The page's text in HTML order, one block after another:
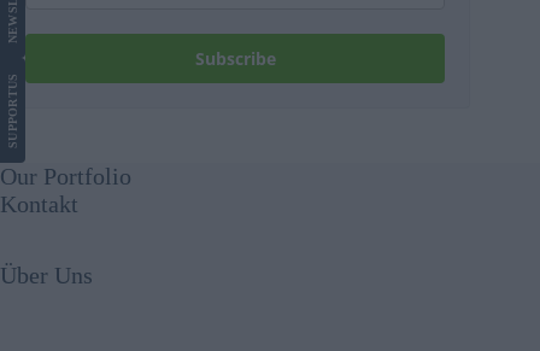
Subscribe
SUPPORT
US
NEWS
Our Portfolio
Kontakt
Über Uns